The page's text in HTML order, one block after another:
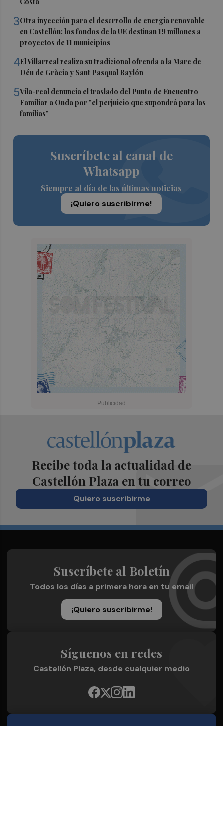
3Otra inyección para el desarrollo de energía renovable
en Castellón: los fondos de la UE destinan 19 millones a
proyectos de 11 municipios
4El Villarreal realiza su tradicional ofrenda a la Mare de
Déu de Gràcia y Sant Pasqual Baylón
5Vila-real denuncia el traslado del Punto de Encuentro
Familiar a Onda por "el perjuicio que supondrá para las
familias"
Suscríbete al canal de
Whatsapp
Siempre al día de las últimas noticias
¡Quiero suscribirme!
Recibe toda la actualidad de
Castellón Plaza en tu correo
Quiero suscribirme
Suscríbete al Boletín
Todos los días a primera hora en tu email
¡Quiero suscribirme!
Síguenos en redes
Castellón Plaza, desde cualquier medio